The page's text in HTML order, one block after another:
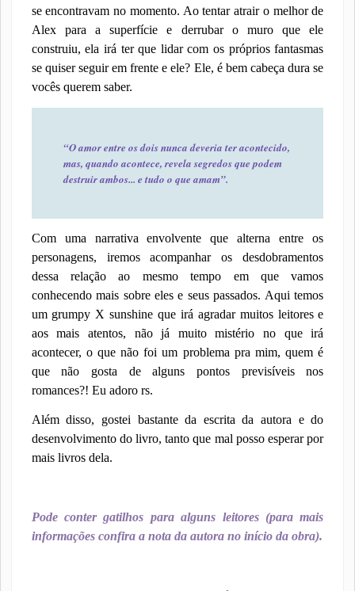
se encontravam no momento. Ao tentar atrair o melhor de
Alex para a superfície e derrubar o muro que ele
construiu, ela irá ter que lidar com os próprios fantasmas
se quiser seguir em frente e ele? Ele, é bem cabeça dura se
vocês querem saber.
“O amor entre os dois nunca deveria ter acontecido,
mas, quando acontece, revela segredos que podem
destruir ambos... e tudo o que amam”.
Com uma narrativa envolvente que alterna entre os
personagens, iremos acompanhar os desdobramentos
dessa relação ao mesmo tempo em que vamos
conhecendo mais sobre eles e seus passados. Aqui temos
um grumpy X sunshine que irá agradar muitos leitores e
aos mais atentos, não já muito mistério no que irá
acontecer, o que não foi um problema pra mim, quem é
que não gosta de alguns pontos previsíveis nos
romances?! Eu adoro rs.
Além disso, gostei bastante da escrita da autora e do
desenvolvimento do livro, tanto que mal posso esperar por
mais livros dela.
Pode conter gatilhos para alguns leitores (para mais
informações confira a nota da autora no início da obra).